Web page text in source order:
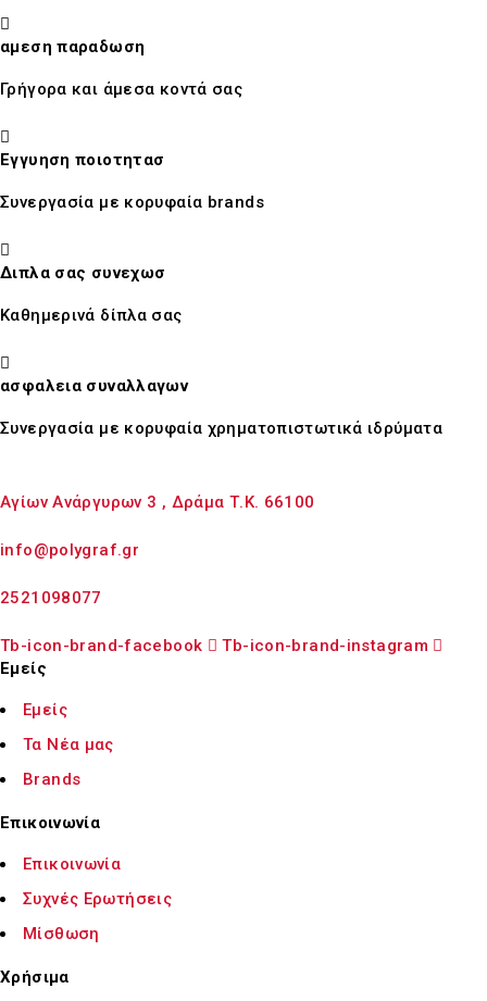
αμεση παραδωση
Γρήγορα και άμεσα κοντά σας
Εγγυηση ποιοτητασ
Συνεργασία με κορυφαία brands
Διπλα σας συνεχωσ
Καθημερινά δίπλα σας
ασφαλεια συναλλαγων
Συνεργασία με κορυφαία χρηματοπιστωτικά ιδρύματα
Αγίων Ανάργυρων 3 , Δράμα Τ.Κ. 66100
info@polygraf.gr
2521098077
Tb-icon-brand-facebook
Tb-icon-brand-instagram
Εμείς
Εμείς
Τα Νέα μας
Brands
Επικοινωνία
Επικοινωνία
Συχνές Ερωτήσεις
Μίσθωση
Χρήσιμα